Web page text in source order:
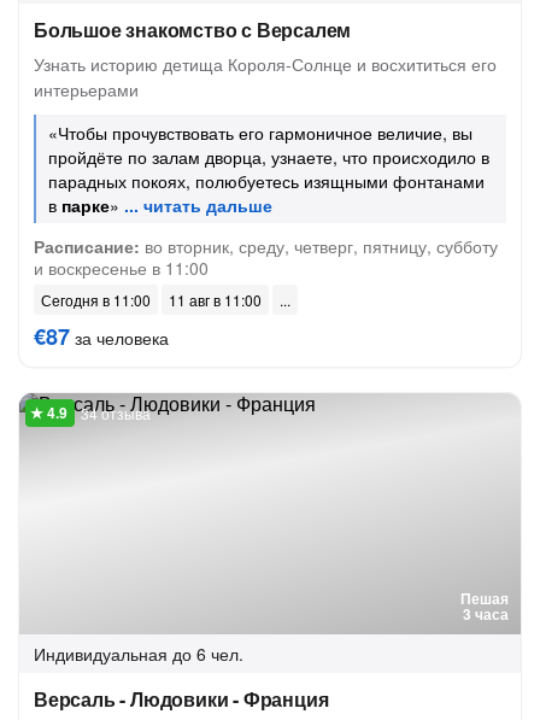
Большое знакомство с Версалем
Узнать историю детища Короля-Солнце и восхититься его
интерьерами
«Чтобы прочувствовать его гармоничное величие, вы
пройдёте по залам дворца, узнаете, что происходило в
парадных покоях, полюбуетесь изящными фонтанами
в парке»
Расписание: во вторник, среду, четверг, пятницу, субботу
и воскресенье в 11:00
Сегодня в 11:00 11 авг в 11:00
€87 за человека
Пешая
3 часа
34 отзыва
Индивидуальная до 6 чел.
Версаль - Людовики - Франция